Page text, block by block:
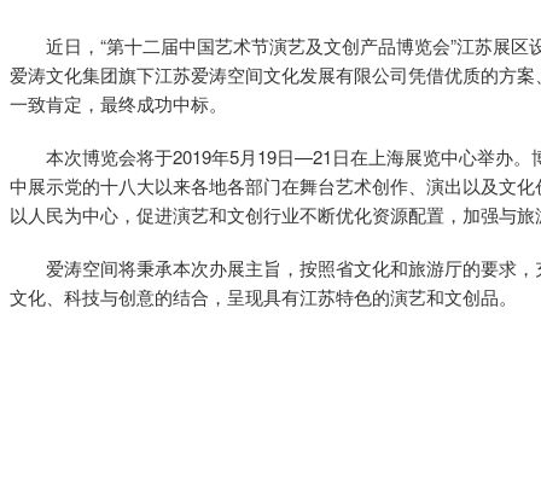
近日，“第十二届中国艺术节演艺及文创产品博览会”江苏展
爱涛文化集团旗下江苏爱涛空间文化发展有限公司凭借优质的方
一致肯定，最终成功中标。
本次博览会将于2019年5月19日—21日在上海展览中心举办
中展示党的十八大以来各地各部门在舞台艺术创作、演出以及文
以人民为中心，促进演艺和文创行业不断优化资源配置，加强与
爱涛空间将秉承本次办展主旨，按照省文化和旅游厅的要求
文化、科技与创意的结合，呈现具有江苏特色的演艺和文创品。